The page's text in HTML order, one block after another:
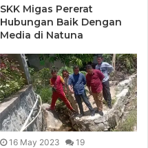
SKK Migas Pererat
Hubungan Baik Dengan
Media di Natuna
16 May 2023 19